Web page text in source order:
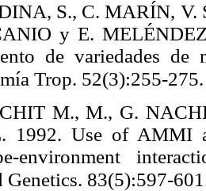
S., C. MARÍN,
y E.
de variedades de
Trop. 52(3):255-
M., M., G.
1992. Use of AMMI
environment
Genetics. 83(5):597-